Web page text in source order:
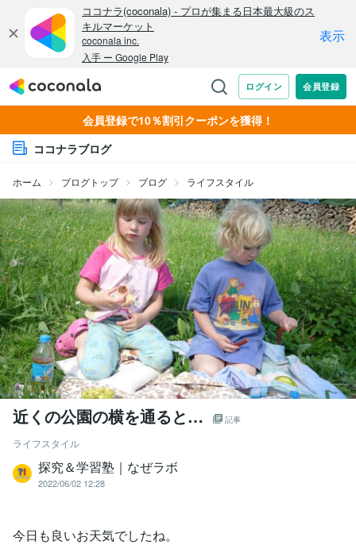
会員登録で10％割引クーポンを獲得！
ココナラブログ
ホーム ブログトップ ブログ ライフスタイル
近くの公園の横を通ると… 記事
ライフスタイル
探究＆学習塾｜なぜラボ
2022/06/02 12:28
今日も良いお天気でしたね。